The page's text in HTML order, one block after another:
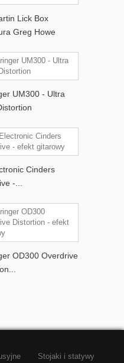
Lick Box
Greg Howe
UM300 - Ultra
Cinders
-...
OD300 Overdrive
Stojaki i statywy